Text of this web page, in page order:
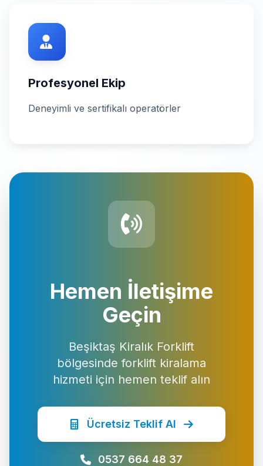
Profesyonel Ekip
Deneyimli ve sertifikalı operatörler
Hemen İletişime
Geçin
Beşiktaş Kiralık Forklift
bölgesinde forklift kiralama
hizmeti için hemen teklif alın
Ücretsiz Teklif Al
0537 664 48 37